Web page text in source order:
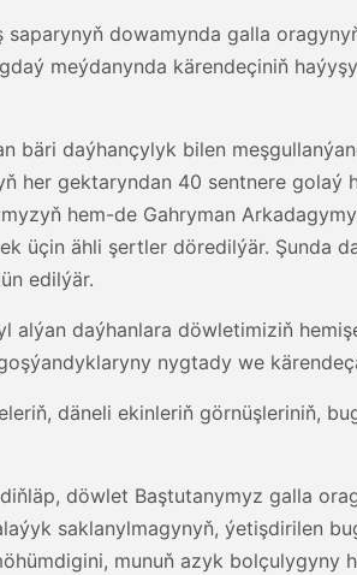
dowamynda galla
meýdanynda kärendeçiniň
daýhançylyk bilen
her gektaryndan 40 sentnere golaý
hem-de Gahryman
üçin ähli şertler döredilýär. Şunda
edilýär.
alýan daýhanlara döwletimiziň
nygtady we
däneli ekinleriň görnüşleriniň,
döwlet Baştutanymyz galla
saklanylmagynyň, ýetişdirilen
munuň azyk bolçulygyny